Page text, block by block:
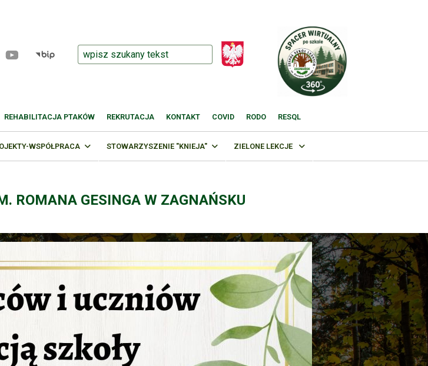
REHABILITACJA PTAKÓW REKRUTACJA KONTAKT COVID RODO RESQL
WSPÓŁPRACA STOWARZYSZENIE "KNIEJA" ZIELONE LEKCJE
ROMANA GESINGA W ZAGNAŃSKU